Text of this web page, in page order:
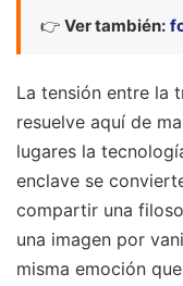
👉 Ver también:
La tensión entre la
resuelve aquí de
lugares la
enclave se
compartir una
una imagen por
misma emoción